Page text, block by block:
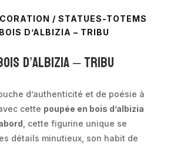
/ STATUES-TOTEMS
D’ALBIZIA – TRIBU
d’albizia – Tribu
d’authenticité et de poésie à
cette poupée en bois d’albizia
, cette figurine unique se
détails minutieux, son habit de